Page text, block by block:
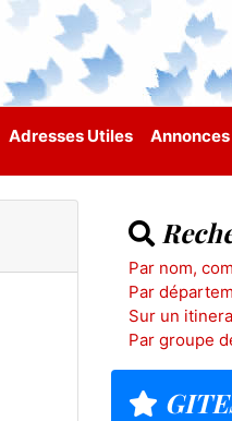
Adresses Utiles Annonces
Par nom,
Par
Sur un
Par groupe